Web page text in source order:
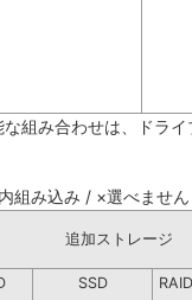
組み合わせは、ドラ
組み込み / ×選べません
追加ストレージ
SSD